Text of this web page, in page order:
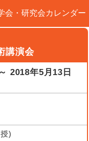
会・研究会カレンダー
講演会
2018年5月13日
)